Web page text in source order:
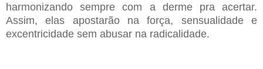
harmonizando sempre com a derme pra acertar.
Assim, elas apostarão na força, sensualidade e
excentricidade sem abusar na radicalidade.